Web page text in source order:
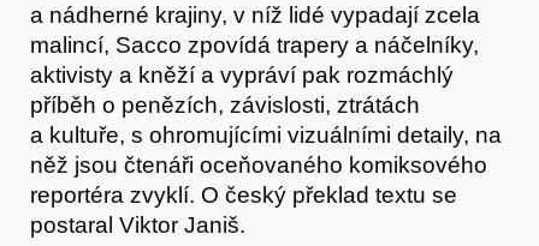
a nádherné krajiny, v níž lidé vypadají zcela
malincí, Sacco zpovídá trapery a náčelníky,
aktivisty a kněží a vypráví pak rozmáchlý
příběh o penězích, závislosti, ztrátách
a kultuře, s ohromujícími vizuálními detaily, na
něž jsou čtenáři oceňovaného komiksového
reportéra zvyklí. O český překlad textu se
postaral Viktor Janiš.